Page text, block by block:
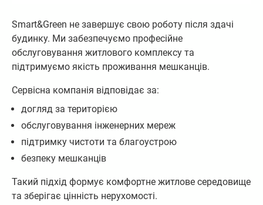
Smart&Green не завершує свою роботу після здачі
будинку. Ми забезпечуємо професійне
обслуговування житлового комплексу та
підтримуємо якість проживання мешканців.
Сервісна компанія відповідає за:
догляд за територією
обслуговування інженерних мереж
підтримку чистоти та благоустрою
безпеку мешканців
Такий підхід формує комфортне житлове середовище
та зберігає цінність нерухомості.